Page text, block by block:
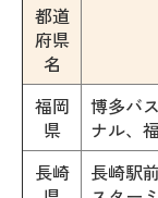
都道
府県
名
福岡
県
博多バ
ナル、
長崎
長崎駅